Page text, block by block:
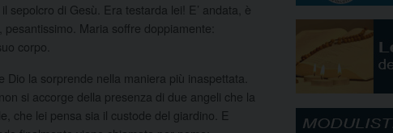
sepolcro di Gesù. Era testarda lei! E’ andata, è
Maria soffre doppiamente:
corpo.
la sorprende nella maniera più inaspettata.
si accorge della presenza di due angeli che la
che lei pensa sia il custode del giardino. E